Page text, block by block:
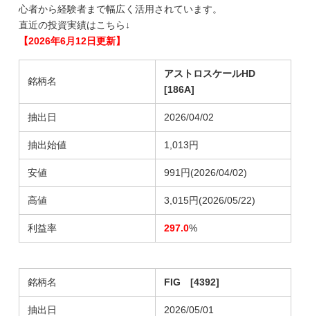
心者から経験者まで幅広く活用されています。
直近の投資実績はこちら↓
【2026年6月12日更新】
銘柄名
アストロスケールHD
[186A]
抽出日 2026/04/02
抽出始値 1,013円
安値 991円(2026/04/02)
高値 3,015円(2026/05/22)
利益率 297.0%
銘柄名 FIG [4392]
抽出日 2026/05/01